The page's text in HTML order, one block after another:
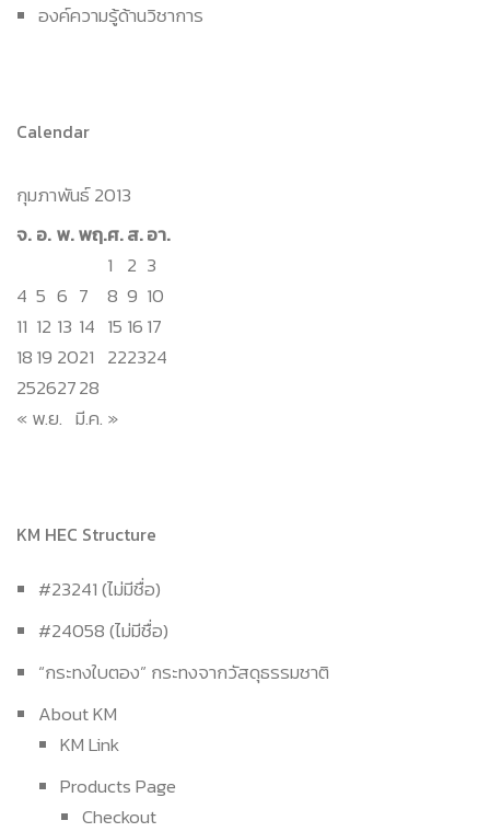
องค์ความรู้ด้านวิชาการ
Calendar
กุมภาพันธ์ 2013
จ.อ.พ.พฤ.ศ.ส.อา.
1 2 3
4 5 6 7 8 9 10
11 12 13 14 15 1617
1819 2021 222324
25262728
« พ.ย. มี.ค. »
KM HEC Structure
#23241 (ไม่มีชื่อ)
#24058 (ไม่มีชื่อ)
“กระทงใบตอง” กระทงจากวัสดุธรรมชาติ
About KM
KM Link
Products Page
Checkout